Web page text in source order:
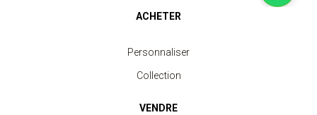
ACHETER
Personnaliser
Collection
VENDRE